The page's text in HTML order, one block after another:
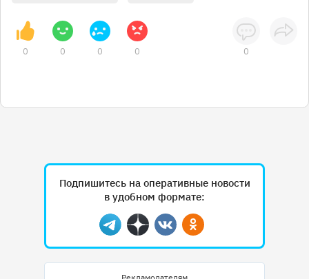
0 0 0 0 0
Подпишитесь на оперативные новости
в удобном формате:
Telegram
ДзенВконтактеОдноклассники